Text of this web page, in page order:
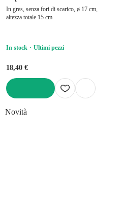
In gres, senza fori di scarico, ø 17 cm,
altezza totale 15 cm
In stock Ultimi pezzi
18,40 €
Novità